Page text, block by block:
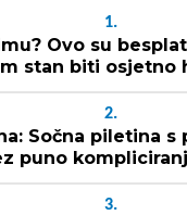
1.
Ovo su
stan biti osjetno
2.
Sočna piletina s
puno
3.